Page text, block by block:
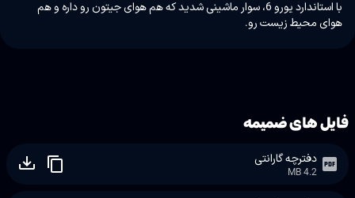
با استاندارد یورو 6، سوار ماشینی شدید که هم هوای جیتون رو داره و هم
هوای محیط زیست رو.
فایل های ضمیمه
دفترچه گارانتی
4.2 MB